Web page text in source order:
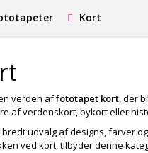
Kort
verden affototapet kort, der
af verdenskort, bykort eller
bredt udvalg af designs, farver
ved kort, tilbyder denne